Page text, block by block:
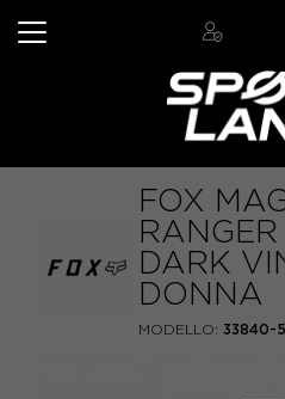
FOX
RANGER
DARK
DONNA
MODELLO: 33840-